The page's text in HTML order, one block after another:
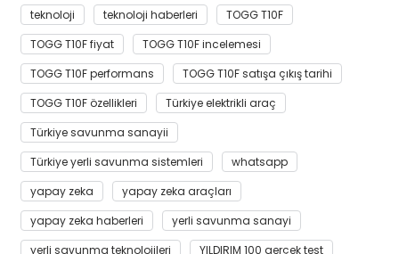
teknoloji
teknoloji haberleri
TOGG T10F
TOGG T10F fiyat
TOGG T10F incelemesi
TOGG T10F performans
TOGG T10F satışa çıkış tarihi
TOGG T10F özellikleri
Türkiye elektrikli araç
Türkiye savunma sanayii
Türkiye yerli savunma sistemleri
whatsapp
yapay zeka
yapay zeka araçları
yapay zeka haberleri
yerli savunma sanayi
yerli savunma teknolojileri
YILDIRIM 100 gerçek test